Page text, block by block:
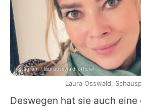
Deswegen hat sie auch eine
Instagram / lauraosswald_official
Laura Osswald,